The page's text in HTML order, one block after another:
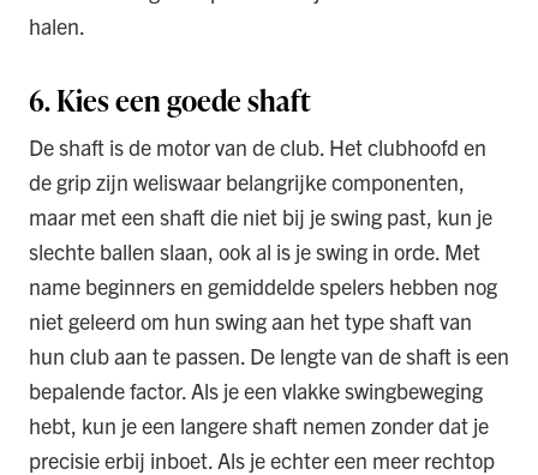
halen.
6. Kies een goede shaft
De shaft is de motor van de club. Het clubhoofd en
de grip zijn weliswaar belangrijke componenten,
maar met een shaft die niet bij je swing past, kun je
slechte ballen slaan, ook al is je swing in orde. Met
name beginners en gemiddelde spelers hebben nog
niet geleerd om hun swing aan het type shaft van
hun club aan te passen. De lengte van de shaft is een
bepalende factor. Als je een vlakke swingbeweging
hebt, kun je een langere shaft nemen zonder dat je
precisie erbij inboet. Als je echter een meer rechtop